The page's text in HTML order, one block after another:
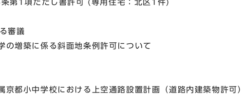
1項ただし書許可 (専用住宅：北区1件)
審議
増築に係る斜面地条例許可について
小中学校における上空通路設置計画（道路内建築物許可）